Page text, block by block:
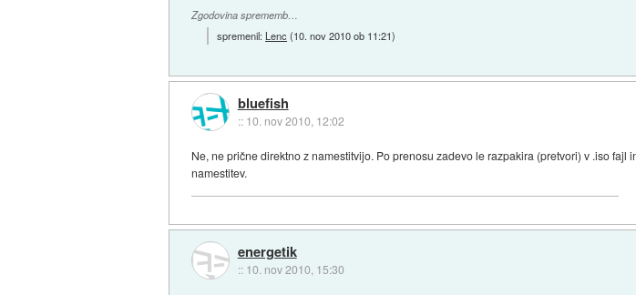
Zgodovina sprememb…
spremenil:Lenc (10. nov 2010 ob 11:21)
bluefish
:: 10. nov 2010, 12:02
Ne, ne prične direktno z namestitvijo. Po prenosu zadevo le razpakira (pretvori) v .iso
namestitev.
energetik
:: 10. nov 2010, 15:30